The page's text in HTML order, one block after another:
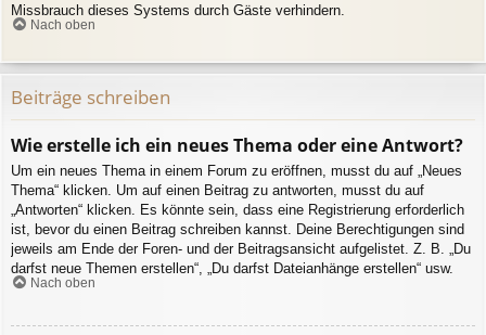
Missbrauch dieses Systems durch Gäste verhindern.
Nach oben
Beiträge schreiben
Wie erstelle ich ein neues Thema oder eine Antwort?
Um ein neues Thema in einem Forum zu eröffnen, musst du auf „Neues
Thema“ klicken. Um auf einen Beitrag zu antworten, musst du auf
„Antworten“ klicken. Es könnte sein, dass eine Registrierung erforderlich
ist, bevor du einen Beitrag schreiben kannst. Deine Berechtigungen sind
jeweils am Ende der Foren- und der Beitragsansicht aufgelistet. Z. B. „Du
darfst neue Themen erstellen“, „Du darfst Dateianhänge erstellen“ usw.
Nach oben